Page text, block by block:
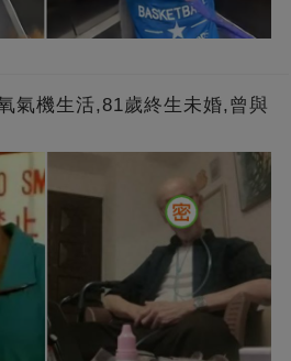
氣機生活,81歲終生未婚,曾與